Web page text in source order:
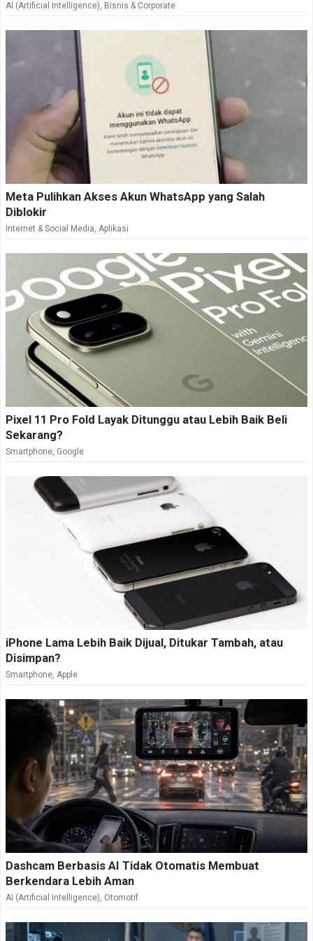
AI (Artificial Intelligence) Bisnis & Corporate
Meta Pulihkan Akses Akun WhatsApp yang Salah
Diblokir
Internet & Social Media Aplikasi
Pixel 11 Pro Fold Layak Ditunggu atau Lebih Baik Beli
Sekarang?
Smartphone Google
iPhone Lama Lebih Baik Dijual, Ditukar Tambah, atau
Disimpan?
Smartphone Apple
Dashcam Berbasis AI Tidak Otomatis Membuat
Berkendara Lebih Aman
AI (Artificial Intelligence) Otomotif